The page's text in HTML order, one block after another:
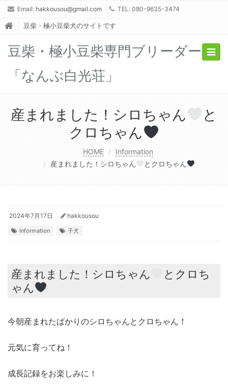
Email: hakkousou@gmail.com TEL: 080-9635-3474
豆柴・極小豆柴犬のサイトです
豆柴・極小豆柴専門ブリーダー
「なんぶ白光荘」
産まれました！シロちゃん
と
クロちゃん
HOME
Information
産まれました！シロちゃん
とクロちゃん
2024年7月17日 hakkousou
Information 子犬
産まれました！シロちゃん
とクロち
ゃん
今朝産まれたばかりのシロちゃんとクロちゃん！
元気に育ってね！
成長記録をお楽しみに！